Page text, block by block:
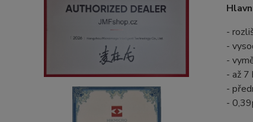
-
-
-
- až 7
-
-